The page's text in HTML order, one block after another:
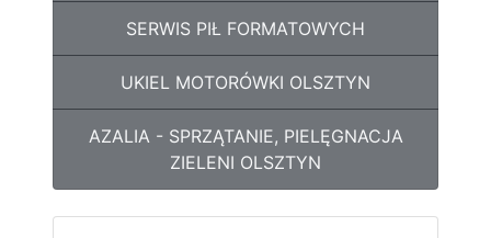
SERWIS PIŁ FORMATOWYCH
UKIEL MOTORÓWKI OLSZTYN
AZALIA - SPRZĄTANIE, PIELĘGNACJA
ZIELENI OLSZTYN